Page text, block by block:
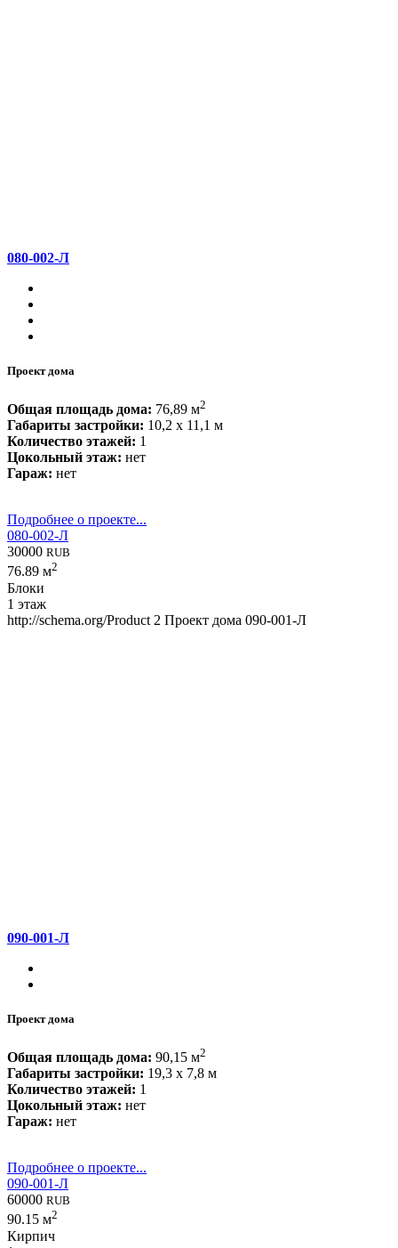
080-002-Л
Проект дома
Общая площадь дома: 76,89 м2
Габариты застройки: 10,2 x 11,1 м
Количество этажей: 1
Цокольный этаж: нет
Гараж: нет
Подробнее о проекте...
080-002-Л
30000 RUB
76.89 м2
Блоки
1 этаж
http://schema.org/Product 2 Проект дома 090-001-Л
090-001-Л
Проект дома
Общая площадь дома: 90,15 м2
Габариты застройки: 19,3 x 7,8 м
Количество этажей: 1
Цокольный этаж: нет
Гараж: нет
Подробнее о проекте...
090-001-Л
60000 RUB
90.15 м2
Кирпич